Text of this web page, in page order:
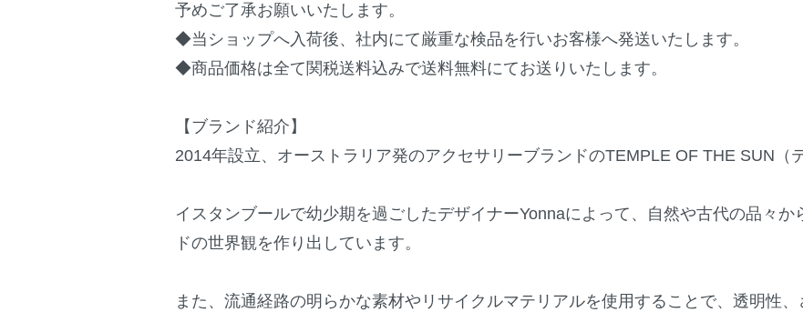
予めご了承お願いいたします。
◆当ショップへ入荷後、社内にて厳重な検品を行いお客様へ発送いたします。
◆商品価格は全て関税送料込みで送料無料にてお送りいたします。
【ブランド紹介】
2014年設立、オーストラリア発のアクセサリーブランドのTEMPLE OF THE SUN（
イスタンブールで幼少期を過ごしたデザイナーYonnaによって、自然や古代の品々
ドの世界観を作り出しています。
また、流通経路の明らかな素材やリサイクルマテリアルを使用することで、透明性